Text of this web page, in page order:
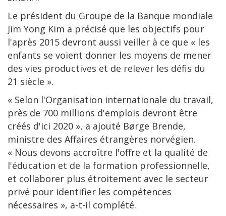
Le président du Groupe de la Banque mondiale
Jim Yong Kim a précisé que les objectifs pour
l'après 2015 devront aussi veiller à ce que « les
enfants se voient donner les moyens de mener
des vies productives et de relever les défis du
21 siècle ».
« Selon l'Organisation internationale du travail,
près de 700 millions d'emplois devront être
créés d'ici 2020 », a ajouté Børge Brende,
ministre des Affaires étrangères norvégien.
« Nous devons accroître l'offre et la qualité de
l'éducation et de la formation professionnelle,
et collaborer plus étroitement avec le secteur
privé pour identifier les compétences
nécessaires », a-t-il complété.